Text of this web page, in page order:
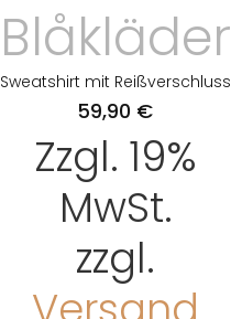
Blåkläder
Sweatshirt mit Reißverschluss
59,90 €
Zzgl. 19%
MwSt.
zzgl.